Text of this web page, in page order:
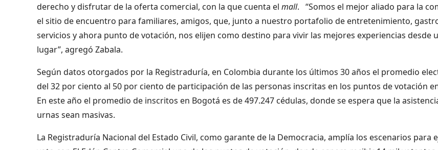
derecho y disfrutar de la oferta comercial, con la que cuenta el mall. “Somos el mejor aliado para la
el sitio de encuentro para familiares, amigos, que, junto a nuestro portafolio de entretenimiento,
servicios y ahora punto de votación, nos elijen como destino para vivir las mejores experiencias desde
lugar”, agregó Zabala.
Según datos otorgados por la Registraduría, en Colombia durante los últimos 30 años el promedio
del 32 por ciento al 50 por ciento de participación de las personas inscritas en los puntos de votación
En este año el promedio de inscritos en Bogotá es de 497.247 cédulas, donde se espera que la
urnas sean masivas.
La Registraduría Nacional del Estado Civil, como garante de la Democracia, amplía los escenarios para